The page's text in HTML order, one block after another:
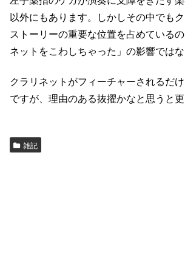
以外にもあります。しかしその中でも
ストーリーの重要な位置を占めている
ネットをこわしちゃった」の影響ではな
クラリネットがフィーチャーされるだ
ですが、理由のある抜擢かなと思うと更
雑記